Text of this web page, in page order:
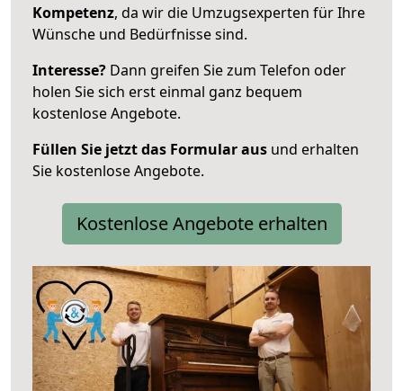
Kompetenz, da wir die Umzugsexperten für Ihre
Wünsche und Bedürfnisse sind.
Interesse? Dann greifen Sie zum Telefon oder
holen Sie sich erst einmal ganz bequem
kostenlose Angebote.
Füllen Sie jetzt das Formular aus und erhalten
Sie kostenlose Angebote.
Kostenlose Angebote erhalten